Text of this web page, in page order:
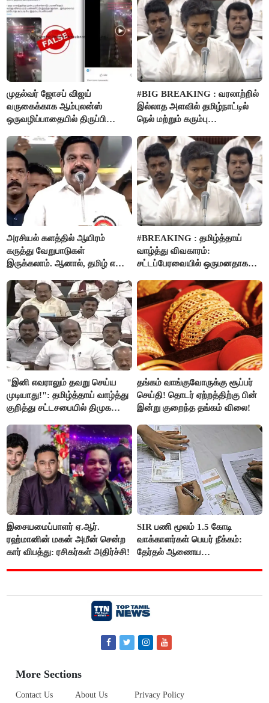
முதல்வர் ஜோசப் விஜய்
வருகைக்காக ஆம்புலன்ஸ்
ஒருவழிப்பாதையில் திருப்பி
தான்..!
#BIG BREAKING : வரலாற்றில்
இல்லாத அளவில் தமிழ்நாட்டில்
நெல் மற்றும் கரும்பு
ஊக்கத்தொகையை உயர்த்த
முடிவு - முதலமைச்சர் விஜய்
அறிவிப்பு..!
அரசியல் களத்தில் ஆயிரம்
கருத்து வேறுபாடுகள்
இருக்கலாம். ஆனால், தமிழ் என்று
தமிழர்கள் - எடப்பாடி பழனிசாமி..!
#BREAKING : தமிழ்த்தாய்
வாழ்த்து விவகாரம்:
சட்டப்பேரவையில் ஒருமனதாக
"இனி எவராலும் தவறு செய்ய
முடியாது!": தமிழ்த்தாய் வாழ்த்து
குறித்து சட்டசபையில் திமுக
தங்கம் வாங்குவோருக்கு சூப்பர்
செய்தி! தொடர் ஏற்றத்திற்கு பின்
இன்று குறைந்த தங்கம் விலை!
இசையமைப்பாளர் ஏ.ஆர்.
ரஹ்மானின் மகன் அமீன் சென்ற
கார் விபத்து: ரசிகர்கள் அதிர்ச்சி!
SIR பணி மூலம் 1.5 கோடி
வாக்காளர்கள் பெயர் நீக்கம்:
தேர்தல் ஆணைய
More Sections
Contact Us About Us Privacy Policy